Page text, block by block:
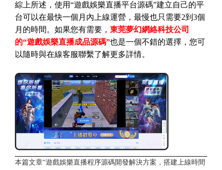
綜上所述，使用“遊戲娛樂直播平台源碼”建立自己的平
台可以在最快一個月內上線運營，最慢也只需要2到3個
月的時間。如果您有需要， 東莞夢幻網絡科技公司
的“遊戲娛樂直播成品源碼”也是一個不錯的選擇，您可
以隨時與在線客服聯繫了解更多詳情。
本篇文章“遊戲娛樂直播程序源碼開發解決方案，搭建上線時間